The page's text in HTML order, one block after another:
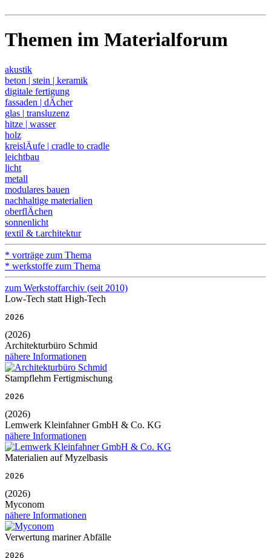
Themen im Materialforum
akustik
beton | stein | keramik
digitale fertigung
fassaden | dÄcher
glas | transluzenz
hitze | wasser
holz
kreislÄufe | cradle to cradle
leichtbau
licht
metall
modulares bauen
nachhaltige materialien
oberflÄchen
sonnenlicht
textil & t.architektur
* vorträge zum Thema
* werkstoffe zum Thema
zum Werkstoffarchiv (seit 2010)
Low-Tech statt High-Tech
2026
(2026)
Architekturbüro Schmid
nähere Informationen
Stampflehm Fertigmischung
2026
(2026)
Lemwerk Kleinfahner GmbH & Co. KG
nähere Informationen
Materialien auf Myzelbasis
2026
(2026)
Myconom
nähere Informationen
Verwertung mariner Abfälle
2026